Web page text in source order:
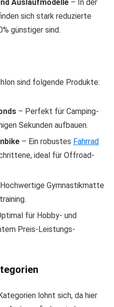
Auslaufmodelle – In der
sich stark reduzierte
günstiger sind.
sind folgende Produkte:
– Perfekt für Camping-
Sekunden aufbauen.
– Ein robustes Fahrrad
ideal für Offroad-
Gymnastikmatte
für Hobby- und
Preis-Leistungs-
lohnt sich, da hier